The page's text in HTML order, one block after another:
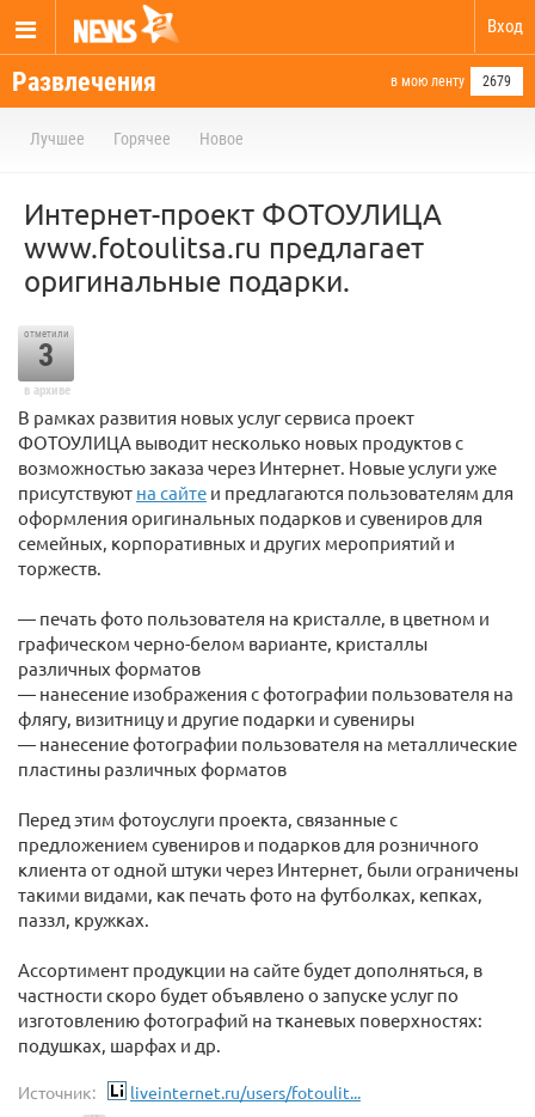
Вход
Развлечения в мою ленту 2679
Лучшее Горячее Новое
Интернет-проект ФОТОУЛИЦА
www.fotoulitsa.ru предлагает
оригинальные подарки.
отметили
3
в архиве
В рамках развития новых услуг сервиса проект
ФОТОУЛИЦА выводит несколько новых продуктов с
возможностью заказа через Интернет. Новые услуги уже
присутствуют на сайте и предлагаются пользователям для
оформления оригинальных подарков и сувениров для
семейных, корпоративных и других мероприятий и
торжеств.
— печать фото пользователя на кристалле, в цветном и
графическом черно-белом варианте, кристаллы
различных форматов
— нанесение изображения с фотографии пользователя на
флягу, визитницу и другие подарки и сувениры
— нанесение фотографии пользователя на металлические
пластины различных форматов
Перед этим фотоуслуги проекта, связанные с
предложением сувениров и подарков для розничного
клиента от одной штуки через Интернет, были ограничены
такими видами, как печать фото на футболках, кепках,
паззл, кружках.
Ассортимент продукции на сайте будет дополняться, в
частности скоро будет объявлено о запуске услуг по
изготовлению фотографий на тканевых поверхностях:
подушках, шарфах и др.
Источник: liveinternet.ru/users/fotoulit...